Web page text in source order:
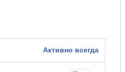
выгода 15% на второй
Активно всегда